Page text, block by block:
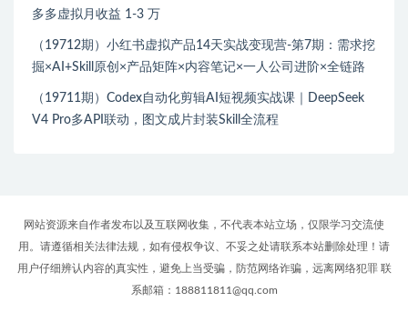
多多虚拟月收益 1-3 万
（19712期）小红书虚拟产品14天实战变现营-第7期：需求挖
掘×AI+Skill原创×产品矩阵×内容笔记×一人公司进阶×全链路
（19711期）Codex自动化剪辑AI短视频实战课｜DeepSeek
V4 Pro多API联动，图文成片封装Skill全流程
网站资源来自作者发布以及互联网收集，不代表本站立场，仅限学习交流使
用。请遵循相关法律法规，如有侵权争议、不妥之处请联系本站删除处理！请
用户仔细辨认内容的真实性，避免上当受骗，防范网络诈骗，远离网络犯罪 联
系邮箱：188811811@qq.com